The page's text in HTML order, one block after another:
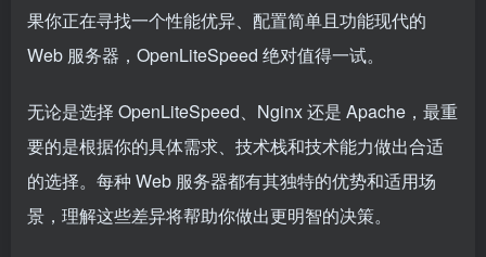
果你正在寻找一个性能优异、配置简单且功能现代的
Web 服务器，OpenLiteSpeed 绝对值得一试。
无论是选择 OpenLiteSpeed、Nginx 还是 Apache，最重
要的是根据你的具体需求、技术栈和技术能力做出合适
的选择。每种 Web 服务器都有其独特的优势和适用场
景，理解这些差异将帮助你做出更明智的决策。